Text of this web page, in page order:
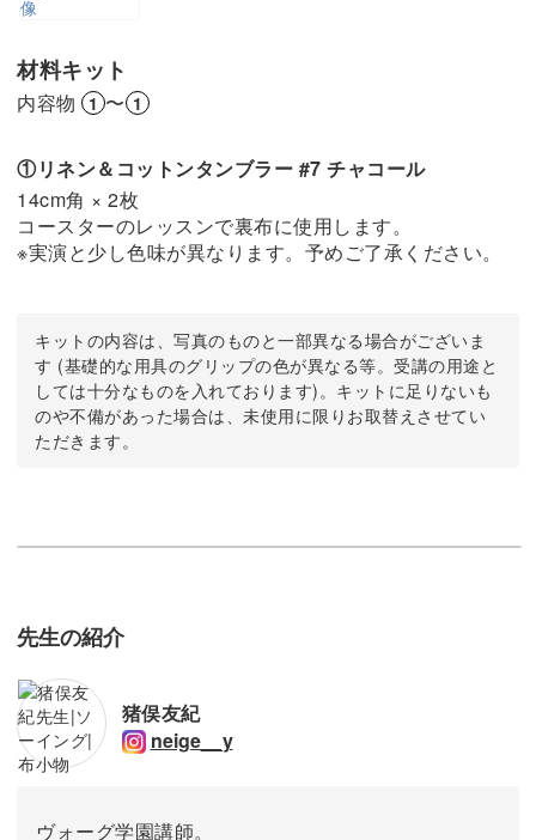
材料キット
内容物 1 〜 1
①リネン＆コットンタンブラー #7 チャコール
14cm角 × 2枚
コースターのレッスンで裏布に使用します。
※実演と少し色味が異なります。予めご了承ください。
キットの内容は、写真のものと一部異なる場合がございま
す (基礎的な用具のグリップの色が異なる等。受講の用途と
しては十分なものを入れております)。キットに足りないも
のや不備があった場合は、未使用に限りお取替えさせてい
ただきます。
先生の紹介
猪俣友紀
neige__y
ヴォーグ学園講師。